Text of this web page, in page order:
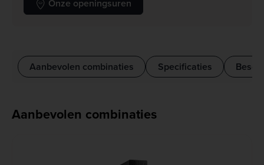
Onze openingsuren
Aanbevolen combinaties Specificaties
Aanbevolen combinaties